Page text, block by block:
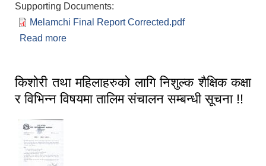
Supporting Documents:
Melamchi Final Report Corrected.pdf
Read more
किशोरी तथा महिलाहरुको लागि निशुल्क शैक्षिक कक्षा
र विभिन्‍न विषयमा तालिम संचालन सम्बन्धी सूचना !!